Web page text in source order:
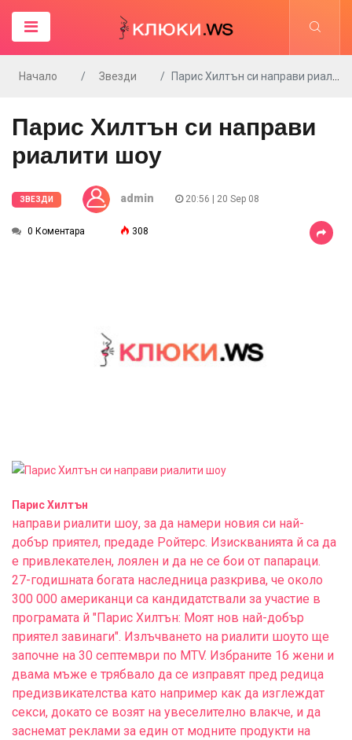
Начало Звезди Парис Хилтън си направи риалити шоу
Парис Хилтън си направи
риалити шоу
ЗВЕЗДИ admin 20:56 | 20 Sep 08
0 Коментара 308
Парис Хилтън
направи риалити шоу, за да намери новия си най-
добър приятел, предаде Ройтерс. Изискванията й са да
е привлекателен, лоялен и да не се бои от папараци.
27-годишната богата наследница разкрива, че около
300 000 американци са кандидатствали за участие в
програмата й "Парис Хилтън: Моят нов най-добър
приятел завинаги". Излъчването на риалити шоуто ще
започне на 30 септември по MTV. Избраните 16 жени и
двама мъже е трябвало да се изправят пред редица
предизвикателства като например как да изглеждат
секси, докато се возят на увеселително влакче, и да
заснемат реклами за един от модните продукти на